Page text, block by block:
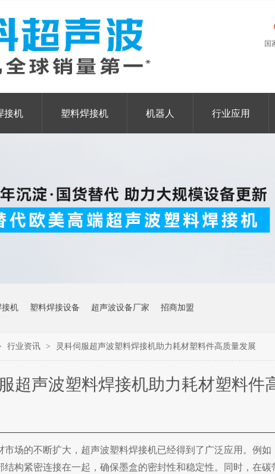
国
接机 塑料焊接机 机器人 行业应用
接机 塑料焊接设备 超声波设备厂家 招商加盟
行业资讯 > 灵科伺服超声波塑料焊接机助力耗材塑料件高质量发展
超声波塑料焊接机助力耗材塑料件
市场的不断扩大 ，超声波塑料焊接机已经得到了广泛应用。例
结构紧密连接在一起，确保墨盒的密封性和稳定性。同时，在